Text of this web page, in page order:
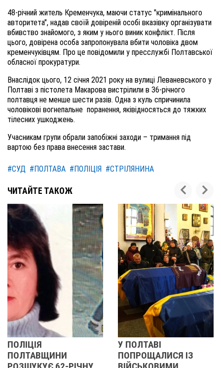
48-річний житель Кременчука, маючи статус "кримінального
авторитета", надав своїй довіреній особі вказівку організувати
вбивство знайомого, з яким у нього виник конфлікт. Після
цього, довірена особа запропонувала вбити чоловіка двом
кременчуківцям. Про це повідомили у пресслужбі Полтавської
обласної прокуратури.
Внаслідок цього, 12 січня 2021 року на вулиці Леваневського у
Полтаві з пістолета Макарова вистрілили в 36-річного
полтавця не менше шести разів. Одна з куль спричинила
чоловікові вогнепальне поранення, яківідносяться до тяжких
тілесних ушкоджень.
Учасникам групи обрали запобіжні заходи – тримання під
вартою без права внесення застави.
#СУД #ПОЛТАВА #ПОЛІЦІЯ #СТРІЛЯНИНА
ЧИТАЙТЕ ТАКОЖ
ПОПРОЩАЛИСЯ ІЗ